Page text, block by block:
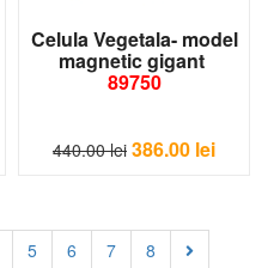
Celula Vegetala- model
magnetic gigant
89750
440.00 lei 386.00 lei
5 6 7 8